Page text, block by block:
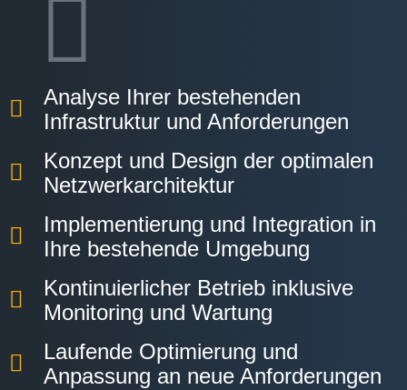
Analyse Ihrer bestehenden
Infrastruktur und Anforderungen
Konzept und Design der optimalen
Netzwerkarchitektur
Implementierung und Integration in
Ihre bestehende Umgebung
Kontinuierlicher Betrieb inklusive
Monitoring und Wartung
Laufende Optimierung und
Anpassung an neue Anforderungen